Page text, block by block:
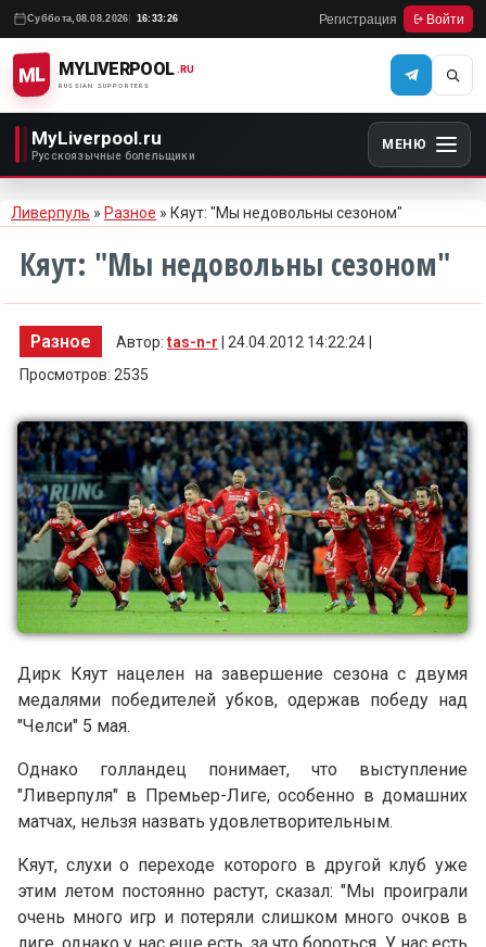
Суббота, 08.08.2026 16:33:26 Регистрация Войти
ML MYLIVERPOOL
RUSSIAN SUPPORTERS
.RU
MyLiverpool.ru
Русскоязычные болельщики
МЕНЮ
Ливерпуль » Разное » Кяут: "Мы недовольны сезоном"
Кяут: "Мы недовольны сезоном"
Разное Автор:tas-n-r | 24.04.2012 14:22:24 |
Просмотров: 2535
Дирк Кяут нацелен на завершение сезона с двумя
медалями победителей убков, одержав победу над
"Челси" 5 мая.
Однако голландец понимает, что выступление
"Ливерпуля" в Премьер-Лиге, особенно в домашних
матчах, нельзя назвать удовлетворительным.
Кяут, слухи о переходе которого в другой клуб уже
этим летом постоянно растут, сказал: "Мы проиграли
очень много игр и потеряли слишком много очков в
лиге, однако у нас еще есть, за что бороться. У нас есть